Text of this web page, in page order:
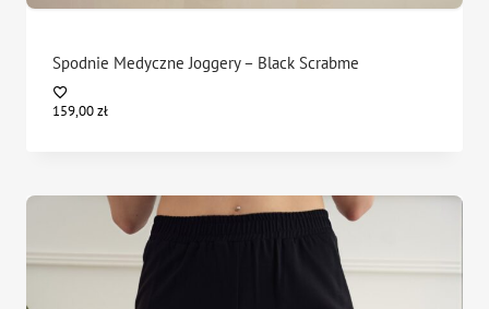
Spodnie Medyczne Joggery – Black Scrabme
159,00zł